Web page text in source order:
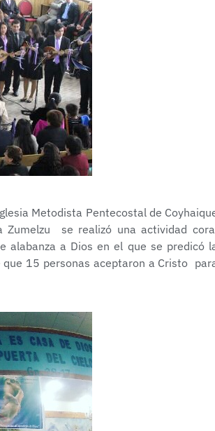
Metodista Pentecostal de
Zumelzu se realizó una actividad
alabanza a Dios en el que se predicó
15 personas aceptaron a Cristo